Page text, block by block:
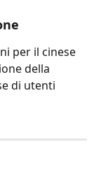
per il cinese
della
di utenti